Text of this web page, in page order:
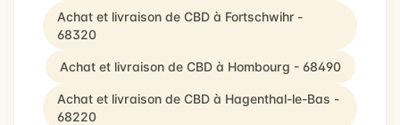
Achat et livraison de CBD à Fortschwihr -
68320
Achat et livraison de CBD à Hombourg - 68490
Achat et livraison de CBD à Hagenthal-le-Bas -
68220